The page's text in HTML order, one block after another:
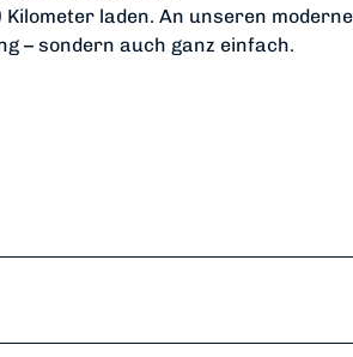
laden. An unseren
– sondern auch ganz einfach.